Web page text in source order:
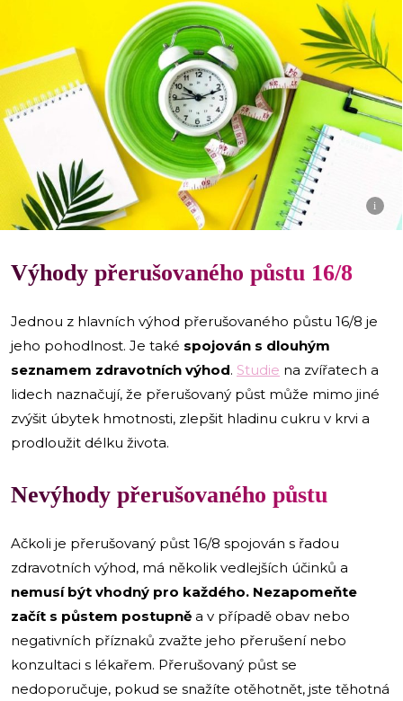
i
Výhody přerušovaného půstu 16/8
Jednou z hlavních výhod přerušovaného půstu 16/8 je
jeho pohodlnost. Je také spojován s dlouhým
seznamem zdravotních výhod. Studie na zvířatech a
lidech naznačují, že přerušovaný půst může mimo jiné
zvýšit úbytek hmotnosti, zlepšit hladinu cukru v krvi a
prodloužit délku života.
Nevýhody přerušovaného půstu
Ačkoli je přerušovaný půst 16/8 spojován s řadou
zdravotních výhod, má několik vedlejších účinků a
nemusí být vhodný pro každého. Nezapomeňte
začít s půstem postupně a v případě obav nebo
negativních příznaků zvažte jeho přerušení nebo
konzultaci s lékařem. Přerušovaný půst se
nedoporučuje, pokud se snažíte otěhotnět, jste těhotná